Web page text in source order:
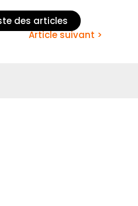
des articles
Article suivant >